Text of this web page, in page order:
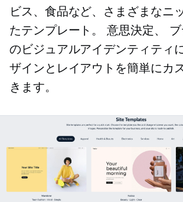
ビス、食品など、さまざまなニ
たテンプレート。意思決定、
のビジュアルアイデンティティ
ザインとレイアウトを簡単にカ
きます。